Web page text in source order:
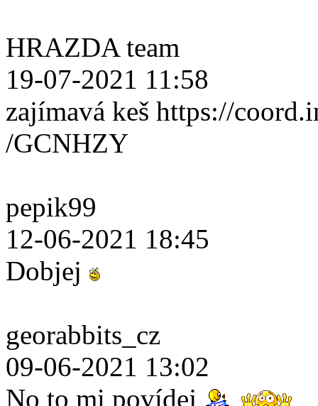
HRAZDA team
19-07-2021 11:58
zajímavá keš https://
/GCNHZY
pepik99
12-06-2021 18:45
Dobjej
georabbits_cz
09-06-2021 13:02
No to mi povídej